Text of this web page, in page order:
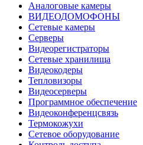
Аналоговые камеры
ВИДЕОДОМОФОНЫ
Сетевые камеры
Серверы
Видеорегистраторы
Сетевые хранилища
Видеокодеры
Тепловизоры
Видеосерверы
Программное обеспечение
Видеоконференцсвязь
Термокожухи
Сетевое оборудование